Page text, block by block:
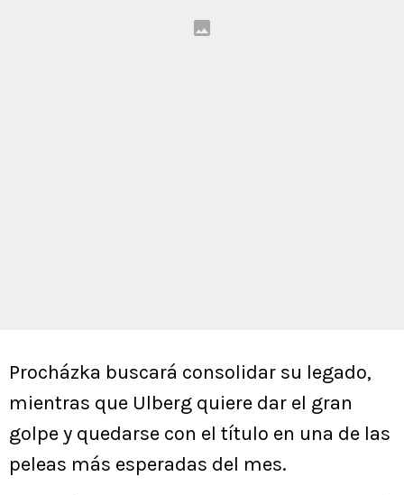
Procházka buscará consolidar su legado,
mientras que Ulberg quiere dar el gran
golpe y quedarse con el título en una de las
peleas más esperadas del mes.